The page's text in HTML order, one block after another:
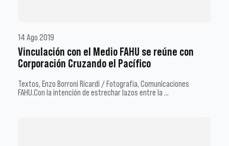
14 Ago 2019
Vinculación con el Medio FAHU se reúne con
Corporación Cruzando el Pacífico
Textos, Enzo Borroni Ricardi / Fotografia, Comunicaciones
FAHU.Con la intención de estrechar lazos entre la …